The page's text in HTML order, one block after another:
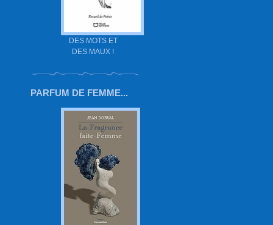
DES MOTS ET
DES MAUX !
PARFUM DE FEMME...